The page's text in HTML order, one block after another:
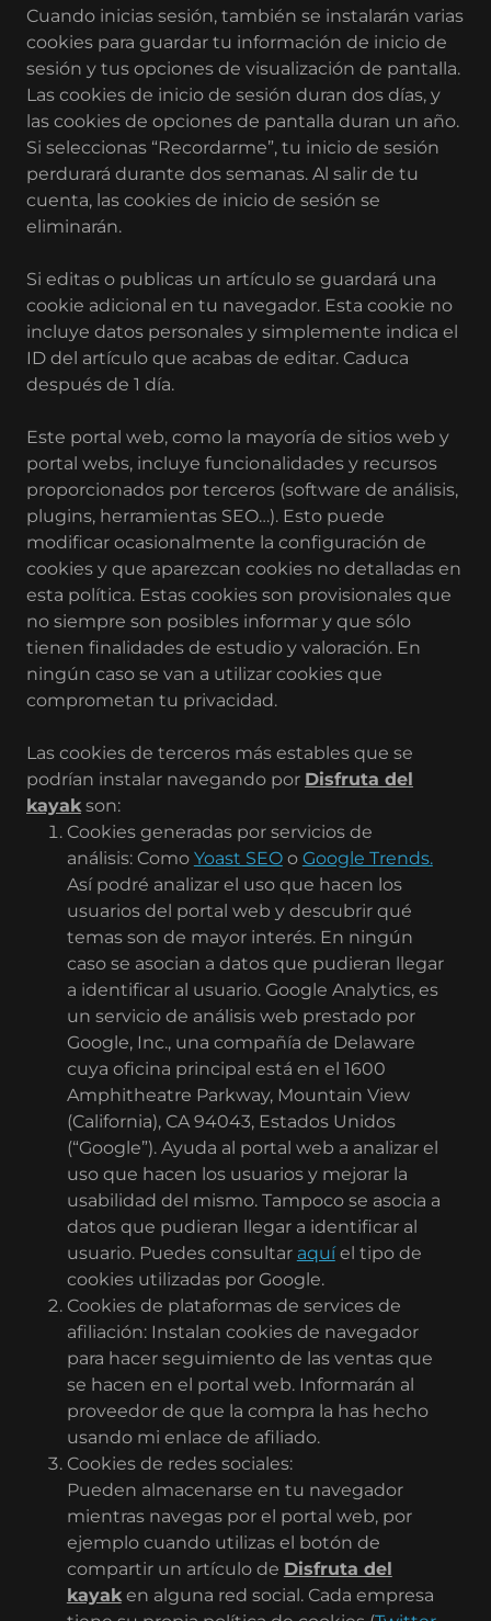
Cuando inicias sesión, también se instalarán varias
cookies para guardar tu información de inicio de
sesión y tus opciones de visualización de pantalla.
Las cookies de inicio de sesión duran dos días, y
las cookies de opciones de pantalla duran un año.
Si seleccionas “Recordarme”, tu inicio de sesión
perdurará durante dos semanas. Al salir de tu
cuenta, las cookies de inicio de sesión se
eliminarán.
Si editas o publicas un artículo se guardará una
cookie adicional en tu navegador. Esta cookie no
incluye datos personales y simplemente indica el
ID del artículo que acabas de editar. Caduca
después de 1 día.
Este portal web, como la mayoría de sitios web y
portal webs, incluye funcionalidades y recursos
proporcionados por terceros (software de análisis,
plugins, herramientas SEO…). Esto puede
modificar ocasionalmente la configuración de
cookies y que aparezcan cookies no detalladas en
esta política. Estas cookies son provisionales que
no siempre son posibles informar y que sólo
tienen finalidades de estudio y valoración. En
ningún caso se van a utilizar cookies que
comprometan tu privacidad.
Las cookies de terceros más estables que se
podrían instalar navegando por Disfruta del
kayakson:
Cookies generadas por servicios de
análisis: Como Yoast SEOo Google Trends.
Así podré analizar el uso que hacen los
usuarios del portal web y descubrir qué
temas son de mayor interés. En ningún
caso se asocian a datos que pudieran llegar
a identificar al usuario. Google Analytics, es
un servicio de análisis web prestado por
Google, Inc., una compañía de Delaware
cuya oficina principal está en el 1600
Amphitheatre Parkway, Mountain View
(California), CA 94043, Estados Unidos
(“Google”). Ayuda al portal web a analizar el
uso que hacen los usuarios y mejorar la
usabilidad del mismo. Tampoco se asocia a
datos que pudieran llegar a identificar al
usuario. Puedes consultar aquíel tipo de
cookies utilizadas por Google.
Cookies de plataformas de services de
afiliación: Instalan cookies de navegador
para hacer seguimiento de las ventas que
se hacen en el portal web. Informarán al
proveedor de que la compra la has hecho
usando mi enlace de afiliado.
Cookies de redes sociales:
Pueden almacenarse en tu navegador
mientras navegas por el portal web, por
ejemplo cuando utilizas el botón de
compartir un artículo de Disfruta del
kayaken alguna red social. Cada empresa